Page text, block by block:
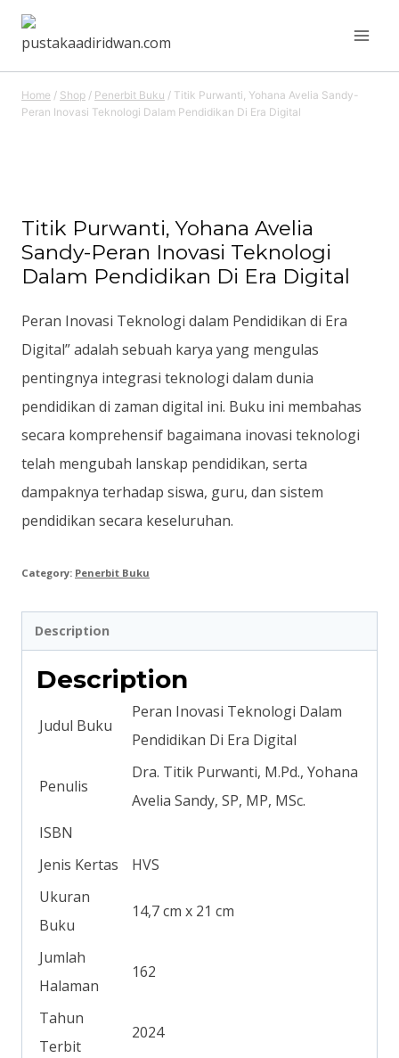
Skip
content
Home / Shop / Penerbit Buku / Titik Purwanti, Yohana Avelia Sandy-
Peran Inovasi Teknologi Dalam Pendidikan Di Era Digital
Titik Purwanti, Yohana Avelia
Sandy-Peran Inovasi Teknologi
Dalam Pendidikan Di Era Digital
Peran Inovasi Teknologi dalam Pendidikan di Era
Digital” adalah sebuah karya yang mengulas
pentingnya integrasi teknologi dalam dunia
pendidikan di zaman digital ini. Buku ini membahas
secara komprehensif bagaimana inovasi teknologi
telah mengubah lanskap pendidikan, serta
dampaknya terhadap siswa, guru, dan sistem
pendidikan secara keseluruhan.
Category: Penerbit Buku
Description
Description
Judul Buku
Peran Inovasi Teknologi Dalam
Pendidikan Di Era Digital
Penulis
Dra. Titik Purwanti, M.Pd., Yohana
Avelia Sandy, SP, MP, MSc.
ISBN
Jenis Kertas
HVS
Ukuran
Buku
14,7 cm x 21 cm
Jumlah
Halaman
162
Tahun
Terbit
2024